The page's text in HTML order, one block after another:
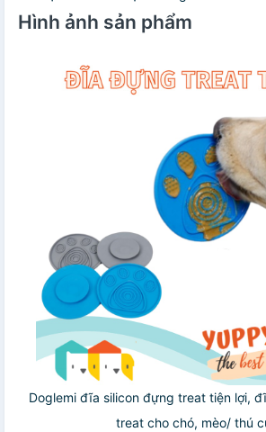
Hình ảnh sản phẩm
Doglemi đĩa silicon đựng treat tiện lợi,
treat cho chó, mèo/ thú